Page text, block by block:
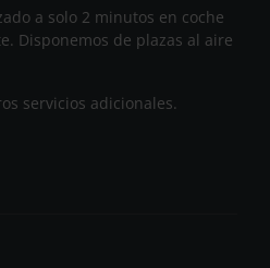
a solo 2 minutos en coche
Disponemos de plazas al aire
servicios adicionales.